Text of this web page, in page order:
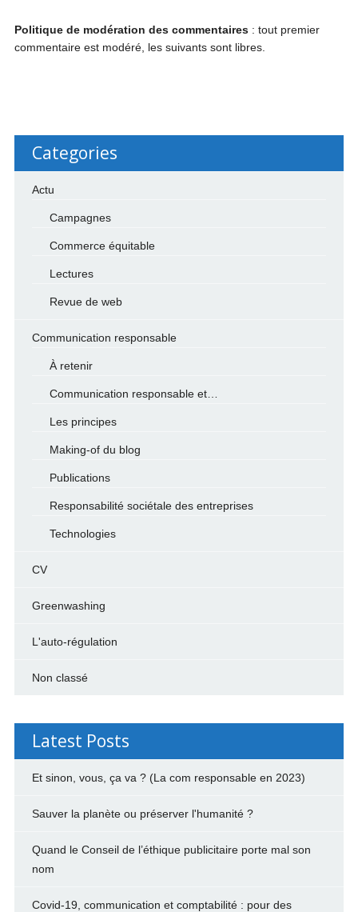
Politique de modération des commentaires: tout premier
commentaire est modéré, les suivants sont libres.
Categories
Actu
Campagnes
Commerce équitable
Lectures
Revue de web
Communication responsable
À retenir
Communication responsable et…
Les principes
Making-of du blog
Publications
Responsabilité sociétale des entreprises
Technologies
CV
Greenwashing
L'auto-régulation
Non classé
Latest Posts
Et sinon, vous, ça va ? (La com responsable en 2023)
Sauver la planète ou préserver l'humanité ?
Quand le Conseil de l’éthique publicitaire porte mal son
nom
Covid-19, communication et comptabilité : pour des